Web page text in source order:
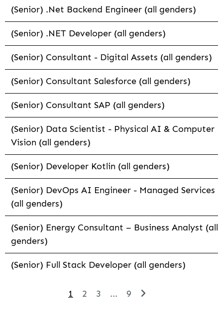
(Senior) .Net Backend Engineer (all genders)
(Senior) .NET Developer (all genders)
(Senior) Consultant - Digital Assets (all genders)
(Senior) Consultant Salesforce (all genders)
(Senior) Consultant SAP (all genders)
(Senior) Data Scientist - Physical AI & Computer
Vision (all genders)
(Senior) Developer Kotlin (all genders)
(Senior) DevOps AI Engineer - Managed Services
(all genders)
(Senior) Energy Consultant – Business Analyst (all
genders)
(Senior) Full Stack Developer (all genders)
1 2 3 ... 9